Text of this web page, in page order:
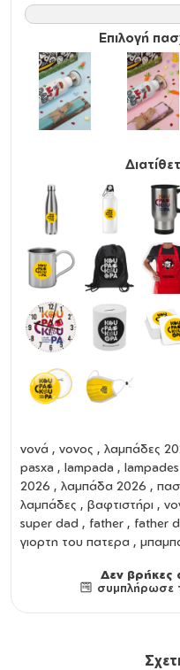
Eco friendly ποτήρι
αγαπημένο σας ρόφημα
αυτό οικολογικό θερμό.
αρκετές ώρες και
ανοξείδωτο ατσάλι.
ροφήματα.
Υλικό: Ανοξείδωτο
Οικολογικό : χωρίς
Θερμό : ΝΑΙ
Χωρητικότητα: 600ml
Καλαμάκι ανοξείδωτο
Για θήκη αυτοκινήτου:
Όξινα
Καθαρισμός και
Πριν την πρώτη χρήση
πλύνετε με το χέρι με
νερό. Κρατήστε το
αποθήκευση, Δεν είναι
Δεν είναι κατάλληλο
καταψύχετε.
Παρατήρηση: Τα
διαθέτει ανοιγόμενα
προσφέρουν μόνο
σε τσάντα με έντονη
διαρροές από το καπάκι.
Επιλογή
νονά , νονος , λαμπάδες
pasxa , lampada , lampades
2026 , λαμπάδα 2026 ,
λαμπάδες , βαφτιστήρι ,
super dad , father , father
γιορτη του πατερα ,
Δεν βρήκες
συμπλήρωσε